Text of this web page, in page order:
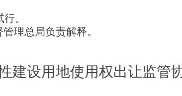
。
理总局负责解释。
建设用地使用权出让监管